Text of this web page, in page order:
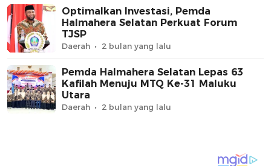
Optimalkan Investasi, Pemda
Halmahera Selatan Perkuat Forum
TJSP
Daerah 2 bulan yang lalu
Pemda Halmahera Selatan Lepas 63
Kafilah Menuju MTQ Ke-31 Maluku
Utara
Daerah 2 bulan yang lalu